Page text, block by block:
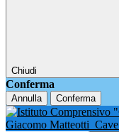
Chiudi
Conferma
Annulla Conferma
Giacomo Matteotti Cave